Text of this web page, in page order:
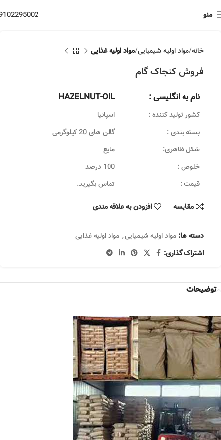
منو
خانه مواد اولیه شیمیایی مواد اولیه غذایی
فروش کنجاک گام
نام به انگلیسی : HAZELNUT-OIL
کشور تولید کننده :
اسپانیا
بسته بندی :
گالن های 20 کیلوگرمی
شکل ظاهری:
مایع
خلوص :
100 درصد
قیمت :
تماس بگیرید.
مقایسه افزودن به علاقه مندی
دسته ها: مواد اولیه شیمیایی, مواد اولیه غذایی
اشتراک گذاری:
توضیحات